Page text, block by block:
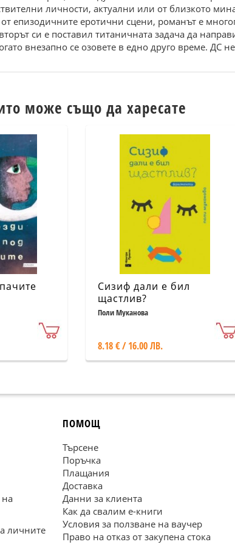
личности, актуални или от близкото
епизодичните еротични сцени, романът е
си е поставил титаничната задача да
внезапно се озовете в едно друго време. ДС
може също да харесате
Сизиф дали е бил
щастлив?
Поли Муканова
8.18 € / 16.00 ЛВ.
на
личните
ПОМОЩ
Търсене
Поръчка
Плащания
Доставка
Данни за клиента
Как да свалим е-книги
Условия за ползване на ваучер
Право на отказ от закупена стока